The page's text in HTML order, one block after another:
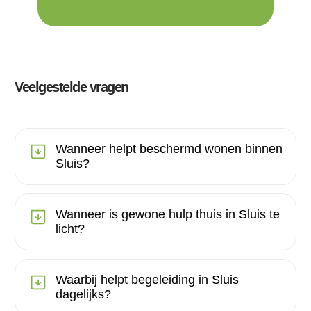
Veelgestelde vragen
Wanneer helpt beschermd wonen binnen
Sluis?
Wanneer is gewone hulp thuis in Sluis te
licht?
Waarbij helpt begeleiding in Sluis
dagelijks?